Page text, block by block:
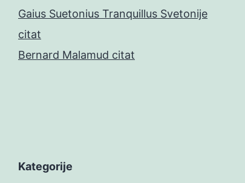
Gaius Suetonius Tranquillus Svetonije
citat
Bernard Malamud citat
Kategorije